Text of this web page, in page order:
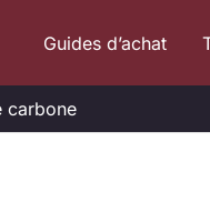
Guides d’achat
carbone